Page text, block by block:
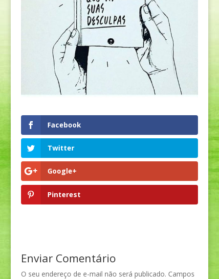
Facebook
Twitter
Google+
Pinterest
Enviar Comentário
O seu endereço de e-mail não será publicado. Campos